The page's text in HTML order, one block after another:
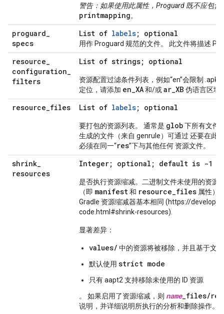
警告：如果使用此属性，Proguard 既不应包含
printmapping。
proguard_
specs
List of labels; optional
用作 Proguard 规范的文件。 此文件将描述
resource_
configuration_
filters
List of strings; optional
资源配置过滤条件列表，例如“en”会限制 .apk
定位，请添加 en_XA和/或ar_XB 伪语言区域
resource_files List of labels; optional
要打包的资源列表。 通常是 glob下所有文件
生成的文件（来自 genrule）可通过 还要在此
必须在同一“res”下与其他任何 资源文件。
shrink_
resources
Integer; optional; default is -1
是否执行资源缩减。二进制文件未使用的资源
（即 manifest和 resource_files 属性）
Gradle 资源缩减器基本相同 (https://
code.html#shrink-resources).
显著差异：
values/ 中的资源将被移除，并且基于文
默认使用 strict mode
只有 aapt2 支持移除未使用的 ID 资源
。 如果启用了资源缩减，则 name_files/
说明，并详细说明所执行的分析和删除操作。